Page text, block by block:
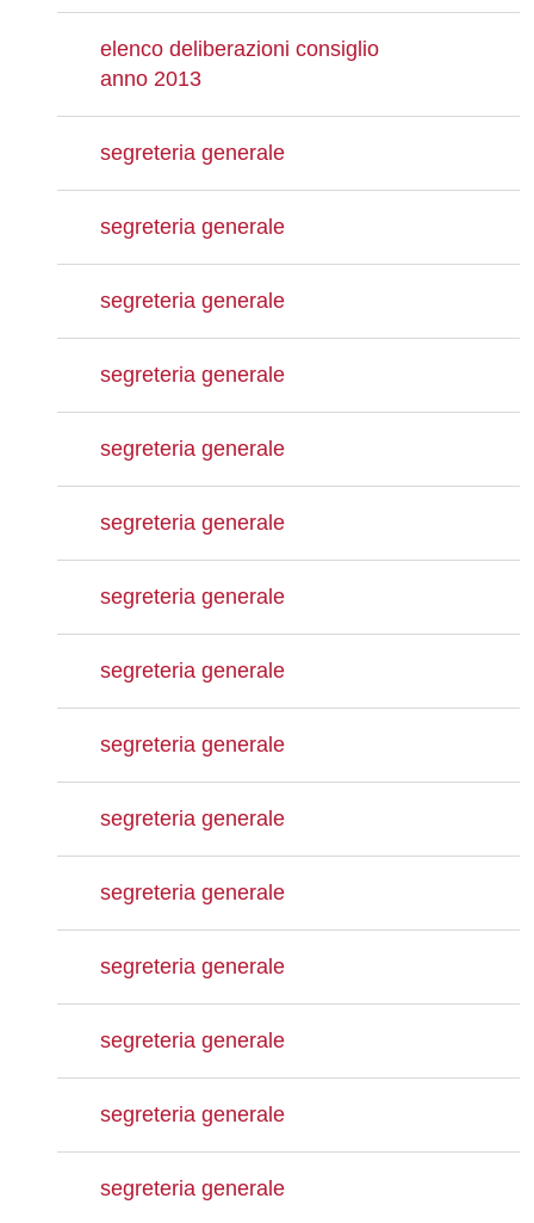
elenco deliberazioni consiglio
anno 2013
segreteria generale
segreteria generale
segreteria generale
segreteria generale
segreteria generale
segreteria generale
segreteria generale
segreteria generale
segreteria generale
segreteria generale
segreteria generale
segreteria generale
segreteria generale
segreteria generale
segreteria generale